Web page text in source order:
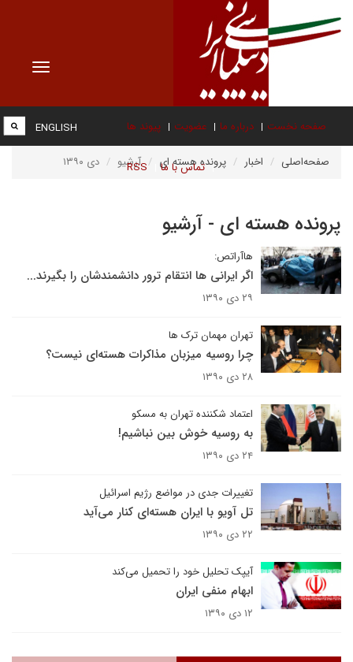
Toggle
صفحه نخست درباره ما عضویت پیوند ها
تماس با ما RSS
ENGLISH
صفحه‌اصلی اخبار پرونده هسته ای آرشیو دی ۱۳۹۰
پرونده هسته ای - آرشیو
هاآراتص:
اگر ایرانی ها انتقام ترور دانشمندشان را بگیرند...
۲۹ دی ۱۳۹۰
تهران مهمان ترک ها
چرا روسیه میزبان مذاکرات هسته‌ای نیست؟
۲۸ دی ۱۳۹۰
اعتماد شکننده تهران به مسکو
به روسیه خوش بین نباشیم!
۲۴ دی ۱۳۹۰
تغییرات جدی در مواضع رژیم اسرائیل
تل آویو با ایران هسته‌ای کنار می‌آید
۲۲ دی ۱۳۹۰
آیپک تحلیل خود را تحمیل می‌کند
ابهام منفی ایران
۱۲ دی ۱۳۹۰